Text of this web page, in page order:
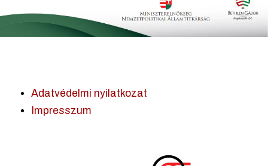
Adatvédelmi nyilatkozat
Impresszum